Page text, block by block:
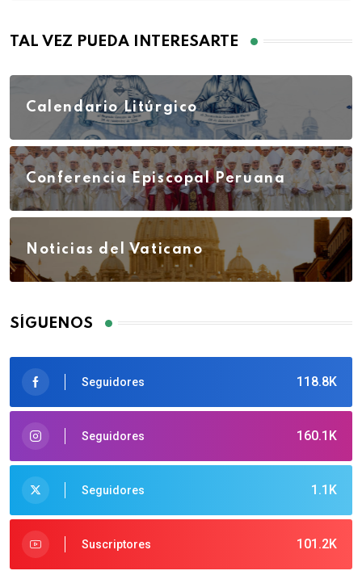
TAL VEZ PUEDA INTERESARTE
Calendario Litúrgico
Conferencia Episcopal Peruana
Noticias del Vaticano
SÍGUENOS
118.8K
Seguidores
160.1K
Seguidores
1.1K
Seguidores
101.2K
Suscriptores